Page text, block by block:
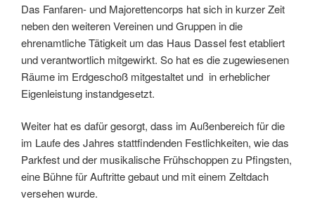
Das Fanfaren- und Majorettencorps hat sich in kurzer Zeit
neben den weiteren Vereinen und Gruppen in die
ehrenamtliche Tätigkeit um das Haus Dassel fest etabliert
und verantwortlich mitgewirkt. So hat es die zugewiesenen
Räume im Erdgeschoß mitgestaltet und in erheblicher
Eigenleistung instandgesetzt.
Weiter hat es dafür gesorgt, dass im Außenbereich für die
im Laufe des Jahres stattfindenden Festlichkeiten, wie das
Parkfest und der musikalische Frühschoppen zu Pfingsten,
eine Bühne für Auftritte gebaut und mit einem Zeltdach
versehen wurde.